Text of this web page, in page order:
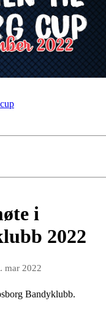
i
2022
mar 2022
Bandyklubb.